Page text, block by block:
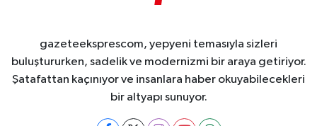
gazeteeksprescom, yepyeni temasıyla sizleri
buluştururken, sadelik ve modernizmi bir araya getiriyor.
Şatafattan kaçınıyor ve insanlara haber okuyabilecekleri
bir altyapı sunuyor.